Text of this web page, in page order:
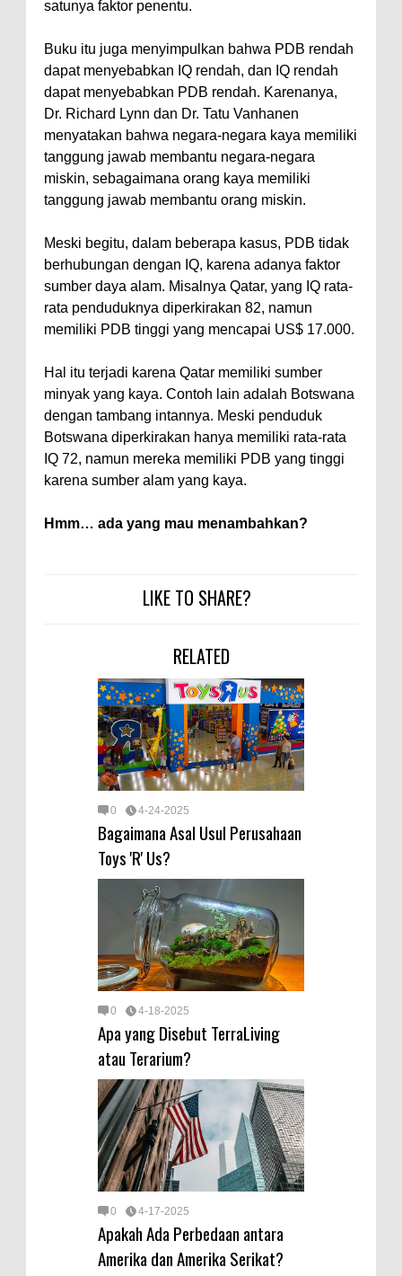
satunya faktor penentu.
Buku itu juga menyimpulkan bahwa PDB rendah
dapat menyebabkan IQ rendah, dan IQ rendah
dapat menyebabkan PDB rendah. Karenanya,
Dr. Richard Lynn dan Dr. Tatu Vanhanen
menyatakan bahwa negara-negara kaya memiliki
tanggung jawab membantu negara-negara
miskin, sebagaimana orang kaya memiliki
tanggung jawab membantu orang miskin.
Meski begitu, dalam beberapa kasus, PDB tidak
berhubungan dengan IQ, karena adanya faktor
sumber daya alam. Misalnya Qatar, yang IQ rata-
rata penduduknya diperkirakan 82, namun
memiliki PDB tinggi yang mencapai US$ 17.000.
Hal itu terjadi karena Qatar memiliki sumber
minyak yang kaya. Contoh lain adalah Botswana
dengan tambang intannya. Meski penduduk
Botswana diperkirakan hanya memiliki rata-rata
IQ 72, namun mereka memiliki PDB yang tinggi
karena sumber alam yang kaya.
Hmm… ada yang mau menambahkan?
LIKE TO SHARE?
RELATED
0 4-24-2025
Bagaimana Asal Usul Perusahaan
Toys 'R' Us?
0 4-18-2025
Apa yang Disebut TerraLiving
atau Terarium?
0 4-17-2025
Apakah Ada Perbedaan antara
Amerika dan Amerika Serikat?